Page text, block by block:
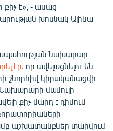
է», - ասաց
խոսնակ Ալինա
նախարար
էր , որ ավելացնելու են
շնորհիվ կիրականացվի
մամուլի
քիչ մարդ է դիմում
աշխատանքներ տարվում